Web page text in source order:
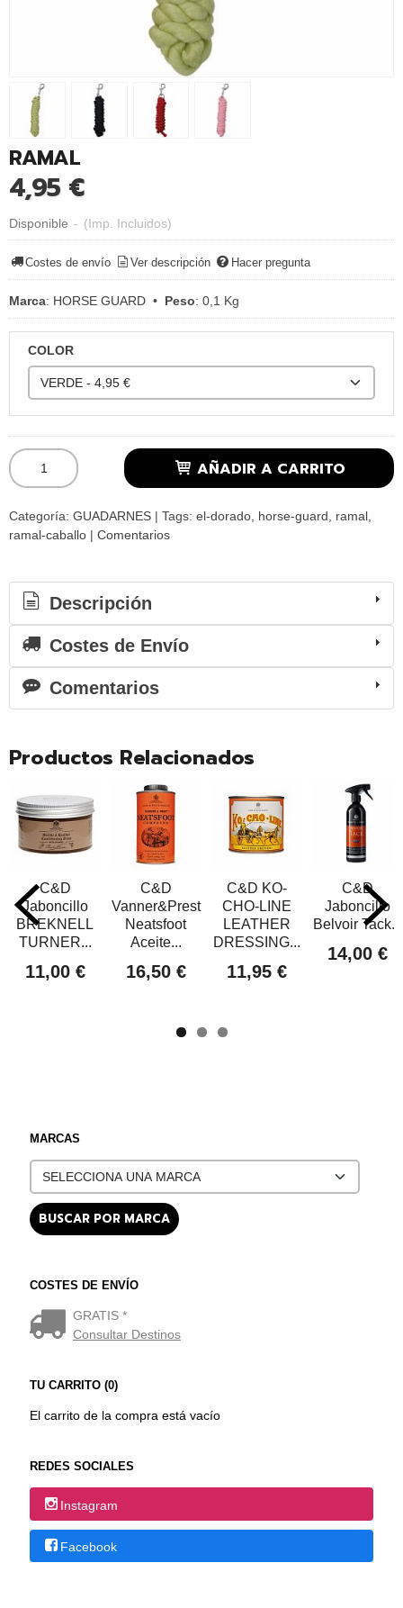
MARCAS
COSTES DE ENVÍO
GRATIS *
Consultar Destinos
TU CARRITO (0)
El carrito de la compra está vacío
REDES SOCIALES
Instagram
Facebook
RAMAL
4,95 €
Disponible - (Imp. Incluidos)
Costes de envío Ver descripción Hacer pregunta
Marca: HORSE GUARD • Peso: 0,1 Kg
COLOR
AÑADIR A CARRITO
Categoría: GUADARNES | Tags: el-dorado horse-guard
ramal
ramal-caballo | Comentarios
Descripción
Costes de Envío
Comentarios
Productos Relacionados
C&D
Jaboncillo
BREKNELL
TURNER...
11,00 €
C&D
Vanner&Prest
Neatsfoot
Aceite...
16,50 €
C&D KO-
CHO-LINE
LEATHER
DRESSING...
11,95 €
C&D
Jaboncillo
Belvoir Tack...
14,00 €